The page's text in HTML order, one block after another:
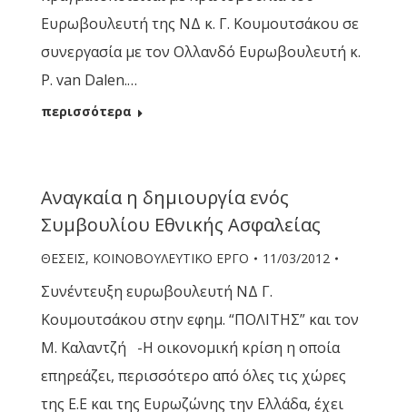
Ευρωβουλευτή της ΝΔ κ. Γ. Κουμουτσάκου σε
συνεργασία με τον Ολλανδό Ευρωβουλευτή κ.
P. van Dalen.…
περισσότερα
Αναγκαία η δημιουργία ενός
Συμβουλίου Εθνικής Ασφαλείας
ΘΕΣΕΙΣ, ΚΟΙΝΟΒΟΥΛΕΥΤΙΚΟ ΕΡΓΟ 11/03/2012
Συνέντευξη ευρωβουλευτή ΝΔ Γ.
Κουμουτσάκου στην εφημ. “ΠΟΛΙΤΗΣ” και τον
Μ. Καλαντζή -Η οικονομική κρίση η οποία
επηρεάζει, περισσότερο από όλες τις χώρες
της Ε.Ε και της Ευρωζώνης την Ελλάδα, έχει